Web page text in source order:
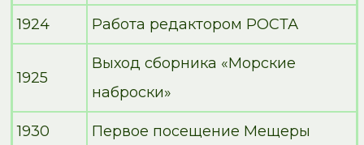
1924 Работа редактором РОСТА
1925
Выход сборника «Морские
наброски»
1930 Первое посещение Мещеры